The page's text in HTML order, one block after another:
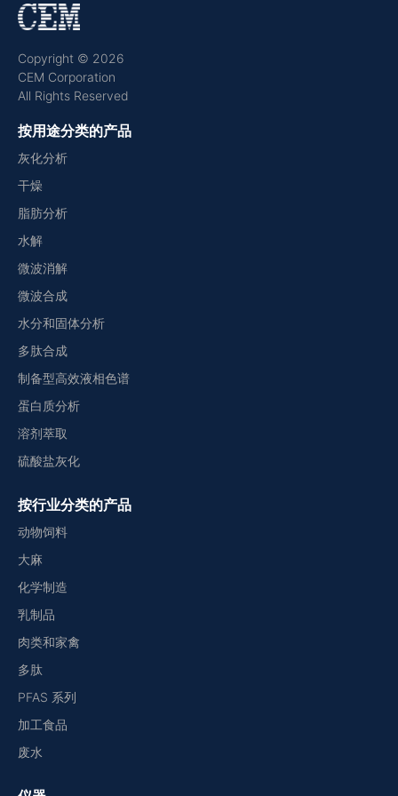
Copyright © 2026
CEM Corporation
All Rights Reserved
按用途分类的产品
灰化分析
干燥
脂肪分析
水解
微波消解
微波合成
水分和固体分析
多肽合成
制备型高效液相色谱
蛋白质分析
溶剂萃取
硫酸盐灰化
按行业分类的产品
动物饲料
大麻
化学制造
乳制品
肉类和家禽
多肽
PFAS 系列
加工食品
废水